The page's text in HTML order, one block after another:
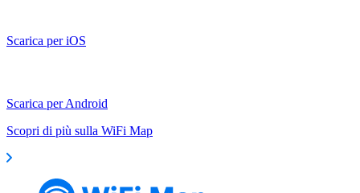
Scarica per iOS
Scarica per Android
Scopri di più sulla WiFi Map